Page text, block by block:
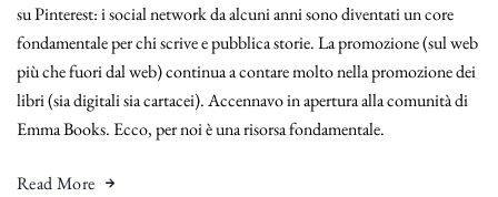
su Pinterest: i social network da alcuni anni sono diventati un core
fondamentale per chi scrive e pubblica storie. La promozione (sul web
più che fuori dal web) continua a contare molto nella promozione dei
libri (sia digitali sia cartacei). Accennavo in apertura alla comunità di
Emma Books. Ecco, per noi è una risorsa fondamentale.
Read More